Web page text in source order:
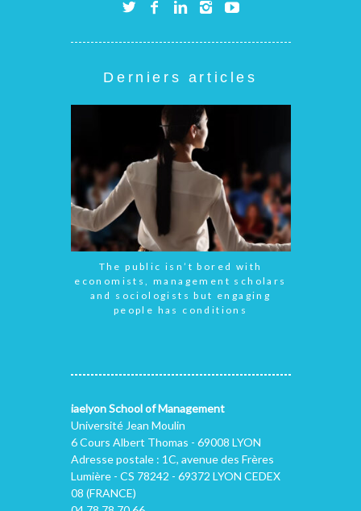
Derniers articles
The public isn’t bored with
economists, management scholars
and sociologists but engaging
people has conditions
iaelyon School of Management
Université Jean Moulin
6 Cours Albert Thomas - 69008 LYON
Adresse postale : 1C, avenue des Frères
Lumière - CS 78242 - 69372 LYON CEDEX
08 (FRANCE)